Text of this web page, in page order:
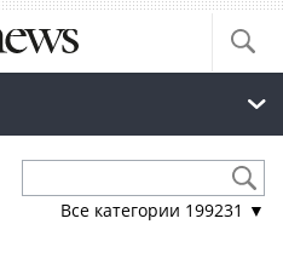
Все категории 199231 ▼